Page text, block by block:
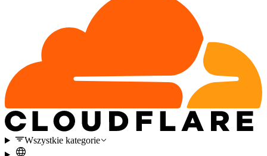
Wszystkie kategorie